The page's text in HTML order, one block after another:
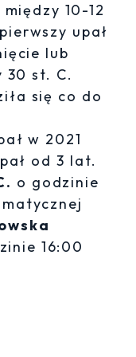
10-12
upał
lub
30 st. C.
się co do
w 2021
od 3 lat.
o godzinie
16:00